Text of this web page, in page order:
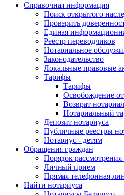
Справочная информация
Поиск открытого
Проверить
Единая
Реестр переводчиков
Нотариальное
Законодательство
Локальные правовые
Тарифы
Тарифы
Освобождение
Возврат
Нотариальный
Депозит нотариуса
Публичные реестры
Нотариус - детям
Обращения граждан
Порядок
Личный прием
Прямая телефонная
Найти нотариуса